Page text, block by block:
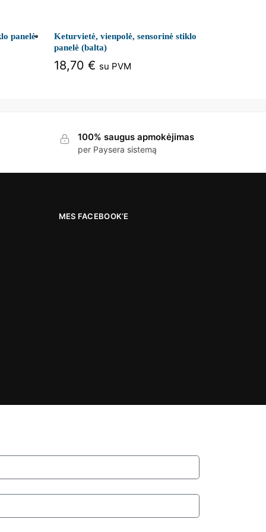
panelė
Keturvietė, vienpolė, sensorinė stiklo
panelė (balta)
18,70 € su PVM
100% saugus apmokėjimas
per Paysera sistemą
MES FACEBOOK’E